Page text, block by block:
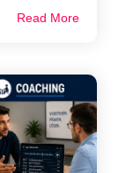
Read More